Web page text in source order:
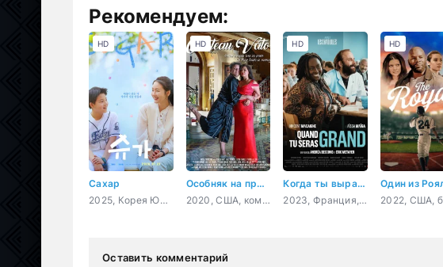
Рекомендуем:
Сахар
2025, Корея Южная, драма
HD
Особняк на прокат
2020, США, комедия
HD
Когда ты вырастешь
2023, Франция, драма, комедия
HD
Один из
HD
Оставить комментарий